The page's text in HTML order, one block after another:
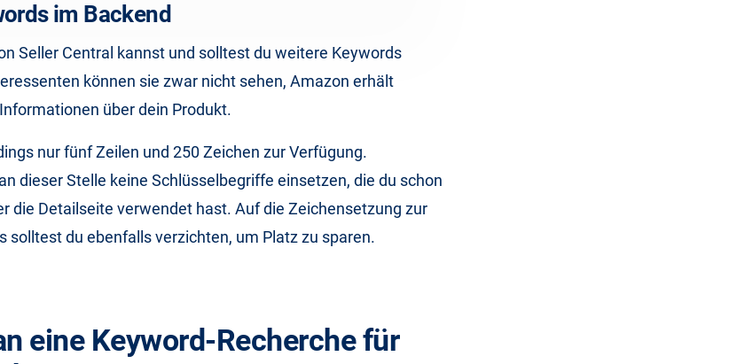
im Backend
Seller Central kannst und solltest du weitere Keywords
können sie zwar nicht sehen, Amazon erhält
über dein Produkt.
nur fünf Zeilen und 250 Zeichen zur Verfügung.
dieser Stelle keine Schlüsselbegriffe einsetzen, die du schon
die Detailseite verwendet hast. Auf die Zeichensetzung zur
solltest du ebenfalls verzichten, um Platz zu sparen.
eine Keyword-Recherche für